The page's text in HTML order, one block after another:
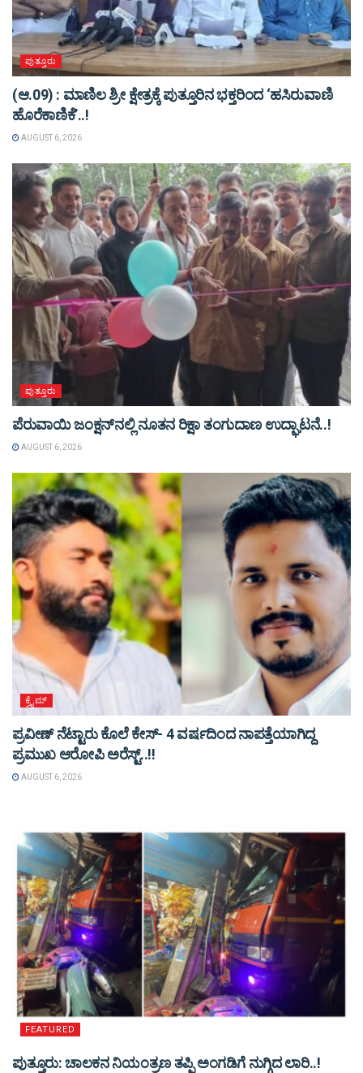
ಪುತ್ತೂರು
(ಆ.09) : ಮಾಣಿಲ ಶ್ರೀ ಕ್ಷೇತ್ರಕ್ಕೆ ಪುತ್ತೂರಿನ ಭಕ್ತರಿಂದ ‘ಹಸಿರುವಾಣಿ
ಹೊರೆಕಾಣಿಕೆ’..!
AUGUST 6, 2026
ಪುತ್ತೂರು
ಪೆರುವಾಯಿ ಜಂಕ್ಷನ್‌ನಲ್ಲಿ ನೂತನ ರಿಕ್ಷಾ ತಂಗುದಾಣ ಉದ್ಘಾಟನೆ..!
AUGUST 6, 2026
ಕ್ರೈಮ್
ಪ್ರವೀಣ್ ನೆಟ್ಟಾರು ಕೊಲೆ ಕೇಸ್‌- 4 ವರ್ಷದಿಂದ ನಾಪತ್ತೆಯಾಗಿದ್ದ
ಪ್ರಮುಖ ಆರೋಪಿ ಅರೆಸ್ಟ್‌..!!
AUGUST 6, 2026
FEATURED
ಪುತ್ತೂರು: ಚಾಲಕನ ನಿಯಂತ್ರಣ ತಪ್ಪಿ ಅಂಗಡಿಗೆ ನುಗ್ಗಿದ ಲಾರಿ..!